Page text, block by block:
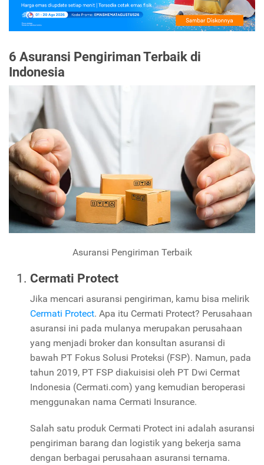
6 Asuransi Pengiriman Terbaik di
Indonesia
Asuransi Pengiriman Terbaik
Cermati Protect
Jika mencari asuransi pengiriman, kamu bisa melirik
Cermati Protect. Apa itu Cermati Protect? Perusahaan
asuransi ini pada mulanya merupakan perusahaan
yang menjadi broker dan konsultan asuransi di
bawah PT Fokus Solusi Proteksi (FSP). Namun, pada
tahun 2019, PT FSP diakuisisi oleh PT Dwi Cermat
Indonesia (Cermati.com) yang kemudian beroperasi
menggunakan nama Cermati Insurance.
Salah satu produk Cermati Protect ini adalah asuransi
pengiriman barang dan logistik yang bekerja sama
dengan berbagai perusahaan asuransi ternama.